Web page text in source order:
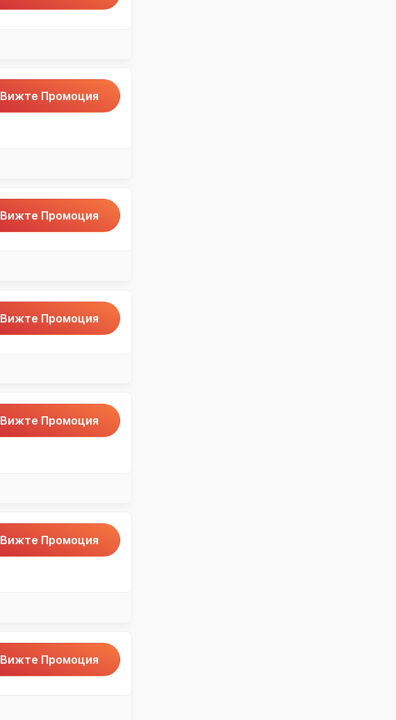
Вижте Промоция
Вижте Промоция
Вижте Промоция
Вижте Промоция
Вижте Промоция
Вижте Промоция